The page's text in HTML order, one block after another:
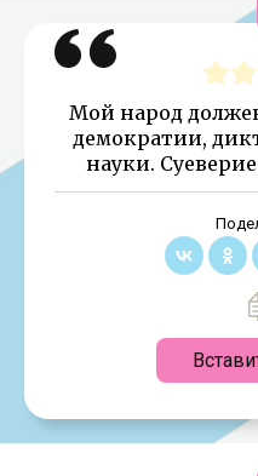
Мой народ
демократии,
науки.